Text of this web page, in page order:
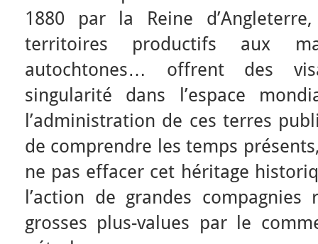
1880 par la Reine
territoires productifs aux
autochtones… offrent des
singularité dans l’espace
l’administration de ces terres
de comprendre les temps
ne pas effacer cet héritage
l’action de grandes
grosses plus-values par le